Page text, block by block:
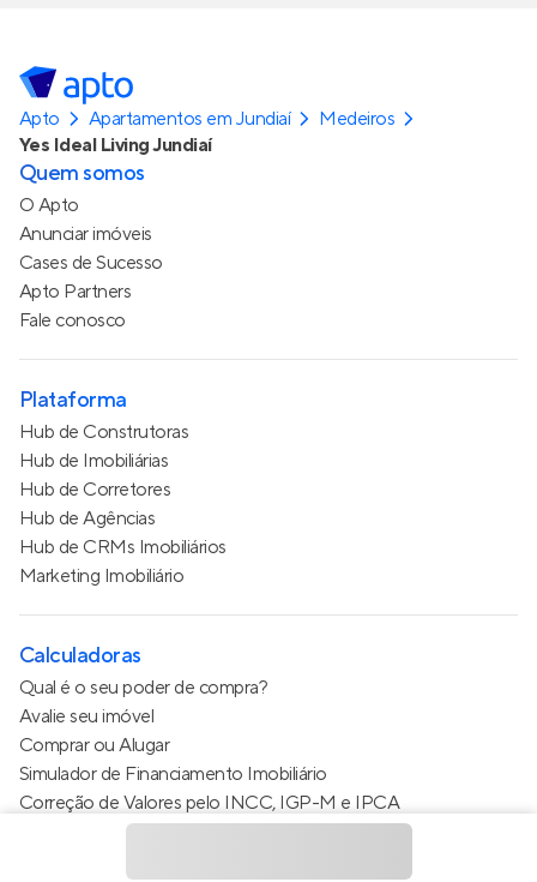
Apto Apartamentos em Jundiaí
Medeiros
Yes Ideal Living Jundiaí
Quem somos
O Apto
Anunciar imóveis
Cases de Sucesso
Apto Partners
Fale conosco
Plataforma
Hub de Construtoras
Hub de Imobiliárias
Hub de Corretores
Hub de Agências
Hub de CRMs Imobiliários
Marketing Imobiliário
Calculadoras
Qual é o seu poder de compra?
Avalie seu imóvel
Comprar ou Alugar
Simulador de Financiamento Imobiliário
Correção de Valores pelo INCC, IGP-M e IPCA
Estimativa de valor do condomínio